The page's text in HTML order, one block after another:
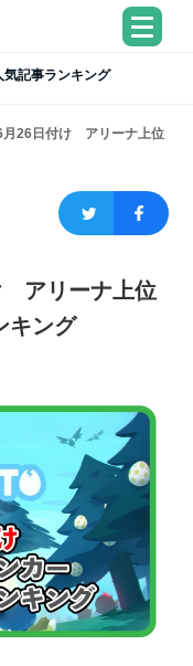
気記事ランキング
月26日付け アリーナ上位
アリーナ上位
キング